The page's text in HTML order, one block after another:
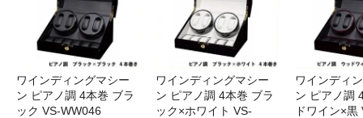
ワインディングマシー
ン ピアノ調 4本巻 ブラ
ック VS-WW046
ワインディングマシー
ン ピアノ調 4本巻 ブラ
ック×ホワイト VS-
ワインディ
ン ピアノ調
ドワイン×黒